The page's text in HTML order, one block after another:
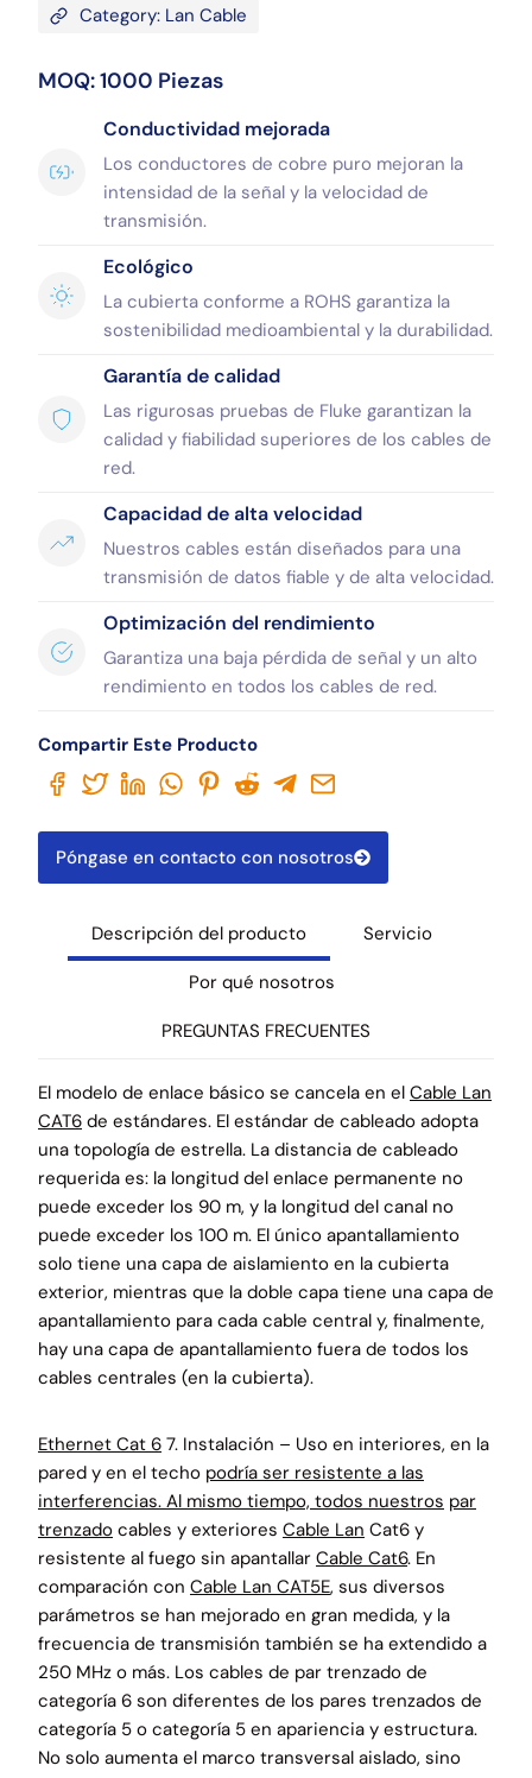
Category: Lan Cable
MOQ: 1000 Piezas
Conductividad mejorada
Los conductores de cobre puro mejoran la
intensidad de la señal y la velocidad de
transmisión.
Ecológico
La cubierta conforme a ROHS garantiza la
sostenibilidad medioambiental y la durabilidad.
Garantía de calidad
Las rigurosas pruebas de Fluke garantizan la
calidad y fiabilidad superiores de los cables de
red.
Capacidad de alta velocidad
Nuestros cables están diseñados para una
transmisión de datos fiable y de alta velocidad.
Optimización del rendimiento
Garantiza una baja pérdida de señal y un alto
rendimiento en todos los cables de red.
Compartir Este Producto
Póngase en contacto con nosotros
Descripción del producto Servicio
Por qué nosotros
PREGUNTAS FRECUENTES
El modelo de enlace básico se cancela en el Cable Lan
CAT6 de estándares. El estándar de cableado adopta
una topología de estrella. La distancia de cableado
requerida es: la longitud del enlace permanente no
puede exceder los 90 m, y la longitud del canal no
puede exceder los 100 m. El único apantallamiento
solo tiene una capa de aislamiento en la cubierta
exterior, mientras que la doble capa tiene una capa de
apantallamiento para cada cable central y, finalmente,
hay una capa de apantallamiento fuera de todos los
cables centrales (en la cubierta).
Ethernet Cat 6 7. Instalación – Uso en interiores, en la
pared y en el techo podría ser resistente a las
interferencias. Al mismo tiempo, todos nuestros par
trenzado cables y exteriores Cable Lan Cat6 y
resistente al fuego sin apantallar Cable Cat6. En
comparación con Cable Lan CAT5E, sus diversos
parámetros se han mejorado en gran medida, y la
frecuencia de transmisión también se ha extendido a
250 MHz o más. Los cables de par trenzado de
categoría 6 son diferentes de los pares trenzados de
categoría 5 o categoría 5 en apariencia y estructura.
No solo aumenta el marco transversal aislado, sino